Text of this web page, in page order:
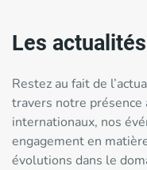
Les
Restez au fait de
travers notre présence
internationaux, nos
engagement en
évolutions dans le